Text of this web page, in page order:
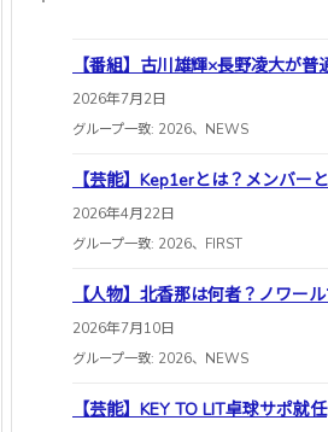
【番組】古川雄輝×長野凌大が
2026年7月2日
グループ一致: 2026、NEWS
【芸能】Kep1erとは？メンバー
2026年4月22日
グループ一致: 2026、FIRST
【人物】北香那は何者？ノワー
2026年7月10日
グループ一致: 2026、NEWS
【芸能】KEY TO LIT卓球サポ就任